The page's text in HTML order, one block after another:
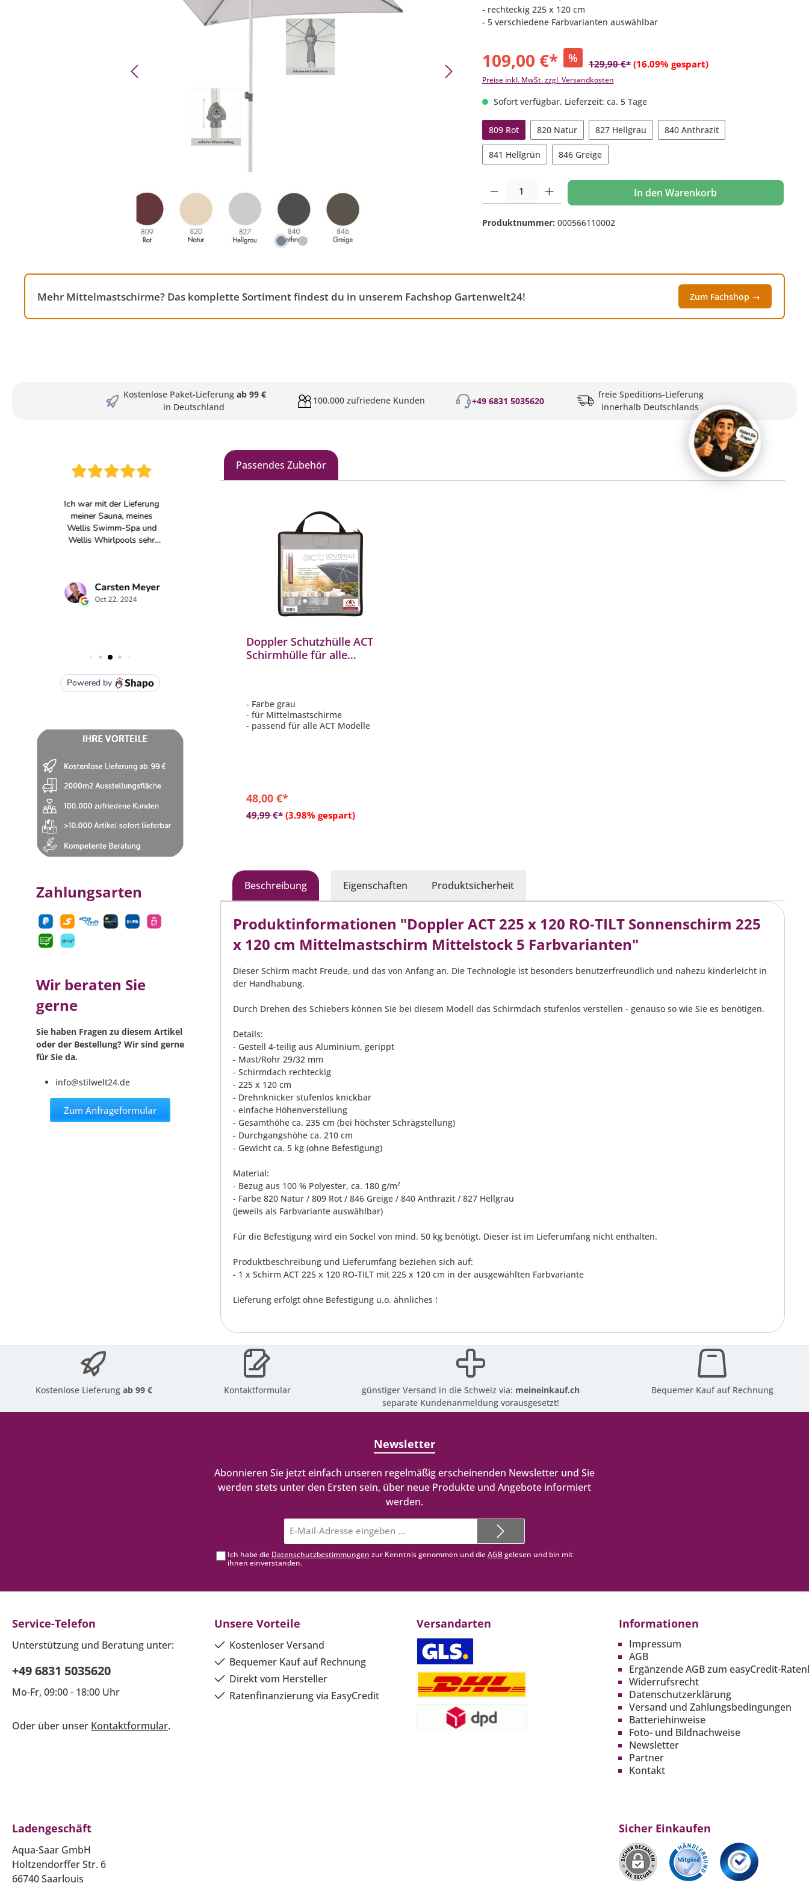
- rechteckig 225 x 120 cm
- 5 verschiedene Farbvarianten auswählbar
109,00 €* % 129,90 €* (16.09% gespart)
Preise inkl. MwSt. zzgl. Versandkosten
Sofort verfügbar, Lieferzeit: ca. 5 Tage
809 Rot 820 Natur 827 Hellgrau 840 Anthrazit
841 Hellgrün 846 Greige
Produkt Anzahl: Gib den gewünschten Wert ein oder benutze die Schaltflächen um die
In den Warenkorb
Produktnummer: 000566110002
Mehr Mittelmastschirme? Das komplette Sortiment findest du in unserem Fachshop Gartenwelt24! Zum Fachshop →
Kostenlose Paket-Lieferung ab 99 €
in Deutschland
100.000 zufriedene Kunden +49 6831 5035620
freie Speditions-Lieferung
innerhalb Deutschlands
Zahlungsarten
Wir beraten Sie
gerne
Sie haben Fragen zu diesem Artikel
oder der Bestellung? Wir sind gerne
für Sie da.
info@stilwelt24.de
Zum Anfrageformular
Passendes Zubehör
Doppler Schutzhülle ACT
Schirmhülle für alle
- Farbe grau
- für Mittelmastschirme
- passend für alle ACT Modelle
48,00 €*
49,99 €* (3.98% gespart)
In den Warenkorb
Beschreibung Eigenschaften Produktsicherheit
Produktinformationen "Doppler ACT 225 x 120 RO-TILT Sonnenschirm 225
x 120 cm Mittelmastschirm Mittelstock 5 Farbvarianten"
Dieser Schirm macht Freude, und das von Anfang an. Die Technologie ist besonders benutzerfreundlich und nahezu kinderleicht in
der Handhabung.
Durch Drehen des Schiebers können Sie bei diesem Modell das Schirmdach stufenlos verstellen - genauso so wie Sie es benötigen.
Details:
- Gestell 4-teilig aus Aluminium, gerippt
- Mast/Rohr 29/32 mm
- Schirmdach rechteckig
- 225 x 120 cm
- Drehnknicker stufenlos knickbar
- einfache Höhenverstellung
- Gesamthöhe ca. 235 cm (bei höchster Schrägstellung)
- Durchgangshöhe ca. 210 cm
- Gewicht ca. 5 kg (ohne Befestigung)
Material:
- Bezug aus 100 % Polyester, ca. 180 g/m²
- Farbe 820 Natur / 809 Rot / 846 Greige / 840 Anthrazit / 827 Hellgrau
(jeweils als Farbvariante auswählbar)
Für die Befestigung wird ein Sockel von mind. 50 kg benötigt. Dieser ist im Lieferumfang nicht enthalten.
Produktbeschreibung und Lieferumfang beziehen sich auf:
- 1 x Schirm ACT 225 x 120 RO-TILT mit 225 x 120 cm in der ausgewählten Farbvariante
Lieferung erfolgt ohne Befestigung u.o. ähnliches !
Kostenlose Lieferungab 99 € Kontaktformular günstiger Versand in die Schweiz via: meineinkauf.ch
separate Kundenanmeldung vorausgesetzt!
Bequemer Kauf auf Rechnung
Newsletter
Abonnieren Sie jetzt einfach unseren regelmäßig erscheinenden Newsletter und Sie
werden stets unter den Ersten sein, über neue Produkte und Angebote informiert
werden.
Mail-
Adresse*
Ich habe die Datenschutzbestimmungen zur Kenntnis genommen und dieAGBgelesen und bin mit
ihnen einverstanden.
Service-Telefon
Unterstützung und Beratung unter:
+49 6831 5035620
Mo-Fr, 09:00 - 18:00 Uhr
Oder über unser Kontaktformular.
Unsere Vorteile
Kostenloser Versand
Bequemer Kauf auf Rechnung
Direkt vom Hersteller
Ratenfinanzierung via EasyCredit
Versandarten Informationen
Impressum
AGB
Ergänzende AGB zum easyCredit-
Widerrufsrecht
Datenschutzerklärung
Versand und Zahlungsbedingungen
Batteriehinweise
Foto- und Bildnachweise
Newsletter
Partner
Kontakt
Ladengeschäft
Aqua-Saar GmbH
Holtzendorffer Str. 6
66740 Saarlouis
Sicher Einkaufen